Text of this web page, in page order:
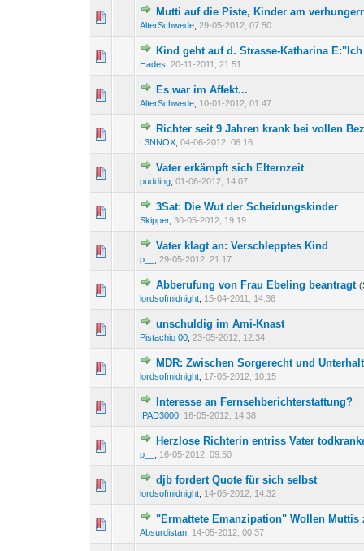
Mutti auf die Piste, Kinder am
AlterSchwede 29-05-2012, 07:50
0 Bewertung(en) - 0 von
12
Kind geht auf d. Strasse-Katharina
Hades ,20-11-2011, 21:51
0 Bewertung(en) - 0 12
Es war im Affekt...
AlterSchwede 10-01-2012, 01:47
Richter seit 9 Jahren krank bei vollen
L3NNOX ,04-06-2012, 06:16
0 Bewertung(en) - 0 von
12
Vater erkämpft sich Elternzeit
pudding ,01-06-2012, 14:07
0 Bewertung(en) - 0 von
3Sat: Die Wut der Scheidungskinder
Skipper,30-05-2012, 19:19
0 Bewertung(en) - 0 von
Vater klagt an: Verschlepptes Kind
p__ 29-05-2012, 21:17
0 Bewertung(en) - 0 von
Abberufung von Frau Ebeling beantragt
lordsofmidnight 15-04-2011, 14:36
0 Bewertung(en) - 0 von
1 2
unschuldig im Ami-Knast
Pistachio 00 23-05-2012, 12:34
0 Bewertung(en) - 0 von
MDR: Zwischen Sorgerecht und
lordsofmidnight 17-05-2012, 10:15
0 Bewertung(en) - 0 von
12
Interesse an Fernsehberichterstattung?
IPAD3000 16-05-2012, 14:38
0 Bewertung(en) - 0 von
Herzlose Richterin entriss Vater
p__ 16-05-2012, 09:50
0 Bewertung(en) - 0 von
12
djb fordert Quote für sich selbst
lordsofmidnight 14-05-2012, 14:32
0 Bewertung(en) - 0 von
"Ermattete Emanzipation" Wollen Muttis
Absurdistan 14-05-2012, 00:37
0 Bewertung(en) - 0 12